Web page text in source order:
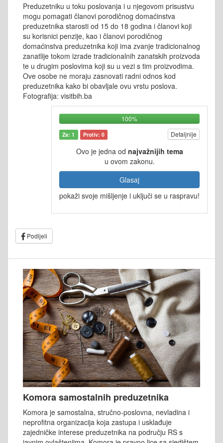
Preduzetniku u toku poslovanja i u njegovom prisustvu
mogu pomagati članovi porodičnog domaćinstva
preduzetnika starosti od 15 do 18 godina i članovi koji
su korisnici penzije, kao i članovi porodičnog
domaćinstva preduzetnika koji ima zvanje tradicionalnog
zanatlije tokom izrade tradicionalnih zanatskih proizvoda
te u drugim poslovima koji su u vezi s tim proizvodima.
Ove osobe ne moraju zasnovati radni odnos kod
preduzetnika kako bi obavljale ovu vrstu poslova.
Fotografija: visitbih.ba
100%
Za: 1 Protiv: 0 Detaljnije
Ovo je jedna od najvažnijih tema
u ovom zakonu.
Glasaj
pokaži svoje mišljenje i uključi se u raspravu!
Podijeli
Komora samostalnih preduzetnika
Komora je samostalna, stručno-poslovna, nevladina i
neprofitna organizacija koja zastupa i usklađuje
zajedničke interese preduzetnika na području RS s